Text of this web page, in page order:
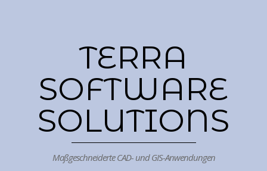
TERRA
SOFTWARE
SOLUTIONS
Maßgeschneiderte CAD- und GIS-Anwendungen